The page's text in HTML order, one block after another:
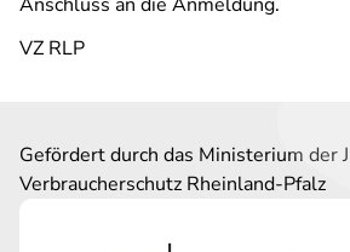
VZ RLP
Gefördert durch das Ministerium der
Verbraucherschutz Rheinland-Pfalz